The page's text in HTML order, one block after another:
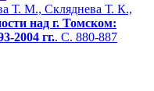
Т. М., Скляднева Т. К.,
над г. Томском:
2004 гг.. С. 880-887